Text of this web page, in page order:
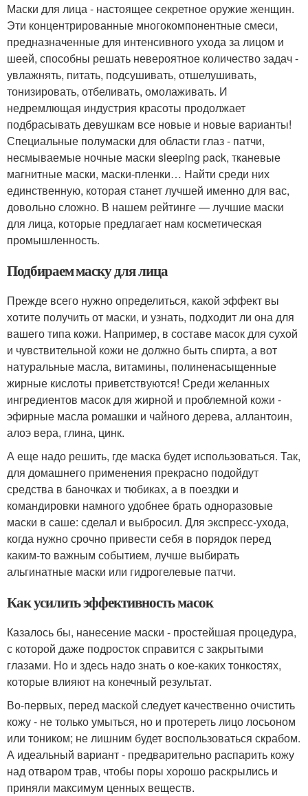
Маски для лица - настоящее секретное оружие женщин.
Эти концентрированные многокомпонентные смеси,
предназначенные для интенсивного ухода за лицом и
шеей, способны решать невероятное количество задач -
увлажнять, питать, подсушивать, отшелушивать,
тонизировать, отбеливать, омолаживать. И
недремлющая индустрия красоты продолжает
подбрасывать девушкам все новые и новые варианты!
Специальные полумаски для области глаз - патчи,
несмываемые ночные маски sleeping pack, тканевые
магнитные маски, маски-пленки… Найти среди них
единственную, которая станет лучшей именно для вас,
довольно сложно. В нашем рейтинге — лучшие маски
для лица, которые предлагает нам косметическая
промышленность.
Подбираем маску для лица
Прежде всего нужно определиться, какой эффект вы
хотите получить от маски, и узнать, подходит ли она для
вашего типа кожи. Например, в составе масок для сухой
и чувствительной кожи не должно быть спирта, а вот
натуральные масла, витамины, полиненасыщенные
жирные кислоты приветствуются! Среди желанных
ингредиентов масок для жирной и проблемной кожи -
эфирные масла ромашки и чайного дерева, аллантоин,
алоэ вера, глина, цинк.
А еще надо решить, где маска будет использоваться. Так,
для домашнего применения прекрасно подойдут
средства в баночках и тюбиках, а в поездки и
командировки намного удобнее брать одноразовые
маски в саше: сделал и выбросил. Для экспресс-ухода,
когда нужно срочно привести себя в порядок перед
каким-то важным событием, лучше выбирать
альгинатные маски или гидрогелевые патчи.
Как усилить эффективность масок
Казалось бы, нанесение маски - простейшая процедура,
с которой даже подросток справится с закрытыми
глазами. Но и здесь надо знать о кое-каких тонкостях,
которые влияют на конечный результат.
Во-первых, перед маской следует качественно очистить
кожу - не только умыться, но и протереть лицо лосьоном
или тоником; не лишним будет воспользоваться скрабом.
А идеальный вариант - предварительно распарить кожу
над отваром трав, чтобы поры хорошо раскрылись и
приняли максимум ценных веществ.